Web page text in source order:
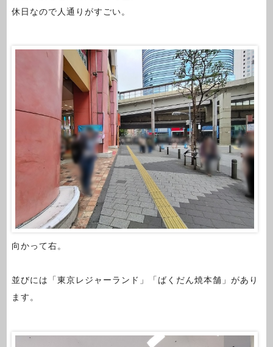
休日なので人通りがすごい。
向かって右。
並びには「東京レジャーランド」「ばくだん焼本舗」があり
ます。